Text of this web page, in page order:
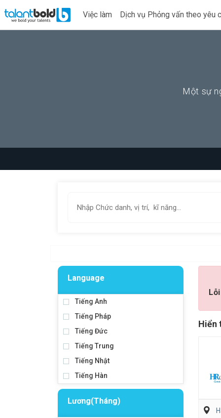
Việc làm Dịch vụ Phỏng vấn theo yêu
Một sự
Language
Tiếng Anh
Tiếng Pháp
Tiếng Đức
Tiếng Trung
Tiếng Nhật
Tiếng Hàn
Lương(Tháng)
Hiển